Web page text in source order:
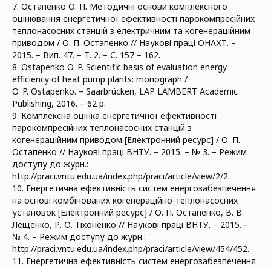
7. Остапенко О. П. Методичні основи комплексного
оцінювання енергетичної ефективності парокомпресійних
теплонасосних станцій з електричним та когенераційним
приводом / О. П. Остапенко // Наукові праці ОНАХТ. –
2015. – Вип. 47. – Т. 2. – С. 157 – 162.
8. Ostapenko O. P. Scientific basis of evaluation energy
efficiency of heat pump plants: monograph /
O. P. Ostapenko. – Saarbrücken, LAP LAMBERT Academic
Publishing, 2016. – 62 p.
9. Комплексна оцінка енергетичної ефективності
парокомпресійних теплонасосних станцій з
когенераційним приводом [Електронний ресурс] / О. П.
Остапенко // Наукові праці ВНТУ. – 2015. – № 3. – Режим
доступу до журн.:
http://praci.vntu.edu.ua/index.php/praci/article/view/2/2.
10. Енергетична ефективність систем енергозабезпечення
на основі комбінованих когенераційно-теплонасосних
установок [Електронний ресурс] / О. П. Остапенко, В. В.
Лещенко, Р. О. Тіхоненко // Наукові праці ВНТУ. – 2015. –
№ 4. – Режим доступу до журн.:
http://praci.vntu.edu.ua/index.php/praci/article/view/454/452.
11. Енергетична ефективність систем енергозабезпечення